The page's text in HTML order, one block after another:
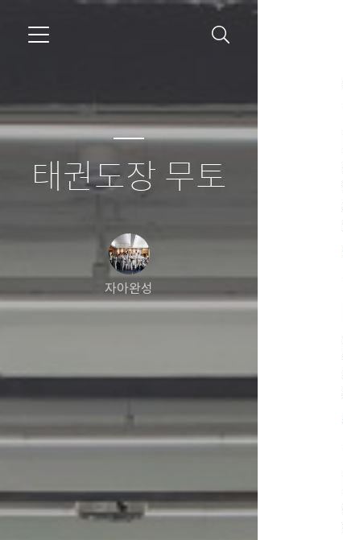
태권도장 무토
자아완성